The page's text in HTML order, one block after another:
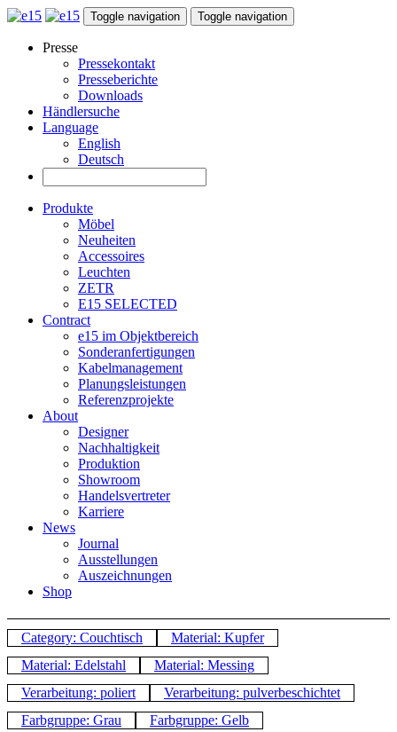
Toggle navigation Toggle navigation
Presse
Pressekontakt
Presseberichte
Downloads
Händlersuche
Language
English
Deutsch
Produkte
Möbel
Neuheiten
Accessoires
Leuchten
ZETR
E15 SELECTED
Contract
e15 im Objektbereich
Sonderanfertigungen
Kabelmanagement
Planungsleistungen
Referenzprojekte
About
Designer
Nachhaltigkeit
Produktion
Showroom
Handelsvertreter
Karriere
News
Journal
Ausstellungen
Auszeichnungen
Shop
Category: Couchtisch
Material: Kupfer
Material: Edelstahl
Material: Messing
Verarbeitung: poliert
Verarbeitung: pulverbeschichtet
Farbgruppe: Grau
Farbgruppe: Gelb